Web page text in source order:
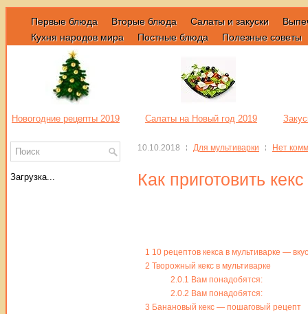
Первые блюда Вторые блюда Салаты и закуски
Кухня народов мира
Постные блюда Полезные советы
Новогодние рецепты 2019 Салаты на Новый год 2019
10.10.2018 Для мультиварки Нет
Как приготовить
1 10 рецептов кекса в мультиварке —
2 Творожный кекс в мультиварке
2.0.1 Вам понадобятся:
2.0.2 Вам понадобятся:
3 Банановый кекс — пошаговый рецепт
Загрузка...